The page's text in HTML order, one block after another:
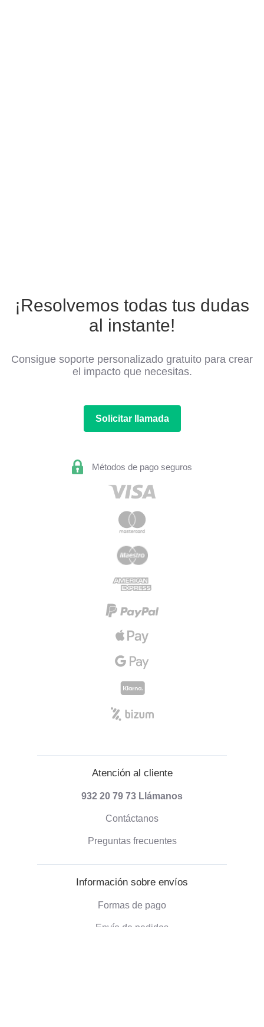
¡Resolvemos todas tus dudas
al instante!
Consigue soporte personalizado gratuito para crear
el impacto que necesitas.
Solicitar llamada
Métodos de pago seguros
Atención al cliente
932 20 79 73 Llámanos
Contáctanos
Preguntas frecuentes
Información sobre envíos
Formas de pago
Envío de pedidos